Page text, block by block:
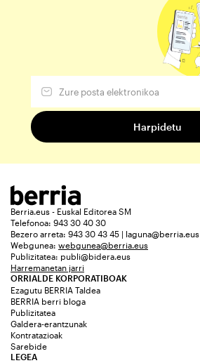
Berria.eus - Euskal Editorea SM
Telefonoa: 943 30 40 30
Bezero arreta: 943 30 43 45 | laguna@berria.eus
Webgunea: webgunea@berria.eus
Publizitatea: publi@bidera.eus
Harremanetan jarri
ORRIALDE KORPORATIBOAK
Ezagutu BERRIA Taldea
BERRIA berri bloga
Publizitatea
Galdera-erantzunak
Kontratazioak
Sarebide
LEGEA